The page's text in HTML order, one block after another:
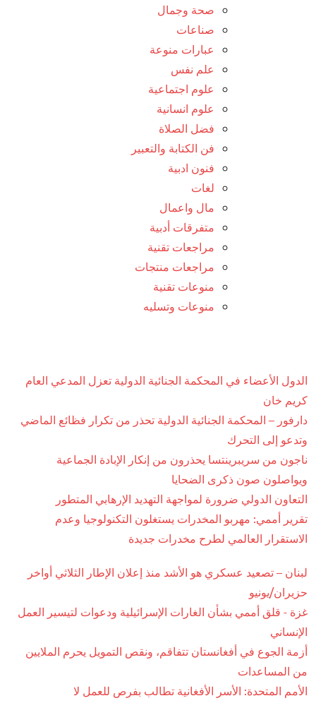
صحة وجمال
صناعات
عبارات منوعة
علم نفس
علوم اجتماعية
علوم انسانية
فضل الصلاة
فن الكتابة والتعبير
فنون ادبية
لغات
مال واعمال
متفرقات أدبية
مراجعات تقنية
مراجعات منتجات
منوعات تقنية
منوعات وتسليه
الدول الأعضاء في المحكمة الجنائية الدولية تعزل المدعي العام
كريم خان
دارفور – المحكمة الجنائية الدولية تحذر من تكرار فظائع الماضي
وتدعو إلى التحرك
ناجون من سريبرينتسا يحذرون من إنكار الإبادة الجماعية
ويواصلون صون ذكرى الضحايا
التعاون الدولي ضرورة لمواجهة التهديد الإرهابي المتطور
تقرير أممي: مهربو المخدرات يستغلون التكنولوجيا وعدم
الاستقرار العالمي لطرح مخدرات جديدة
لبنان – تصعيد عسكري هو الأشد منذ إعلان الإطار الثلاثي أواخر
حزيران/يونيو
غزة - قلق أممي بشأن الغارات الإسرائيلية ودعوات لتيسير العمل
الإنساني
أزمة الجوع في أفغانستان تتفاقم، ونقص التمويل يحرم الملايين
من المساعدات
الأمم المتحدة: الأسر الأفغانية تطالب بفرص للعمل لا